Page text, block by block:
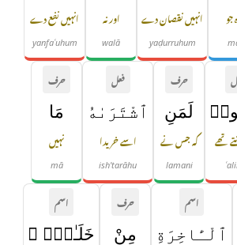
جو انہیں نقصان دے
yaḍurruhum
اور نہ
walā
انہیں نفع دے
yanfaʿuhum
تھے
حرف
لَمَنِ
کہ جس نے
lamani
فعل
ٱشْتَرَىٰهُ
اسے خریدا
ish'tarāhu
حرف
مَا
نہیں
mā
اسم
ٱلْـَٔاخِرَةِ
حرف
مِنْ
اسم
خَلَـٰقٍۢ ۚ